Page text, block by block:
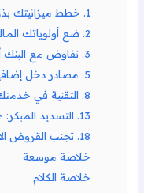
1. خطط ميزانيتك بذكاء
2. ضع أولوياتك المالية
3. تفاوض مع البنك أو الجهة الممولة
5. مصادر دخل إضافية
8. التقنية في خدمتك
13. التسديد المبكر: ميزة تحتاج تفكير
18. تجنب القروض الاستهلاكية غير الضرورية
خلاصة موسعة
خلاصة الكلام